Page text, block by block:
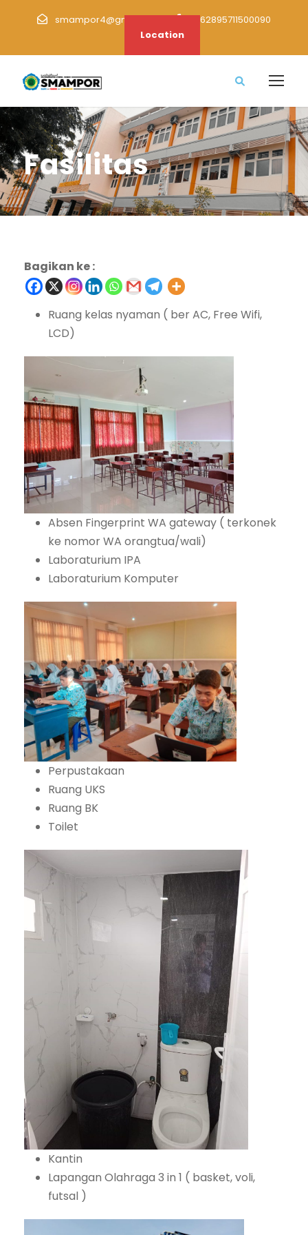
smampor4@gmail.com
+62895711500090
Location
Fasilitas
Bagikan ke :
Ruang kelas nyaman ( ber AC, Free Wifi,
LCD)
Absen Fingerprint WA gateway ( terkonek
ke nomor WA orangtua/wali)
Laboraturium IPA
Laboraturium Komputer
Perpustakaan
Ruang UKS
Ruang BK
Toilet
Kantin
Lapangan Olahraga 3 in 1 ( basket, voli,
futsal )